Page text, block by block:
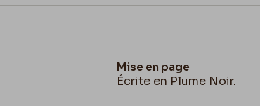
Mise en page
Écrite en Plume Noir.